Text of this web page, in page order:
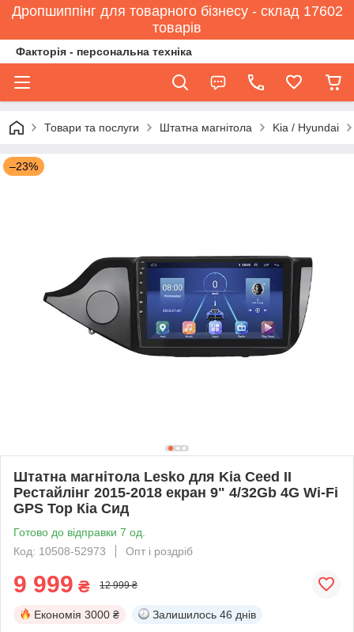
Дропшиппінг для товарного бізнесу - склад 17602
товарів
Факторія - персональна техніка
Товари та послуги Штатна магнітола Kia / Hyundai
–23%
Штатна магнітола Lesko для Kia Ceed II
Рестайлінг 2015-2018 екран 9" 4/32Gb 4G Wi-Fi
GPS Top Кіа Сид
Готово до відправки 7 од.
Код: 10508-52973
Опт і роздріб
9 999 ₴ 12 999 ₴
Економія 3000 ₴ Залишилось 46 днів